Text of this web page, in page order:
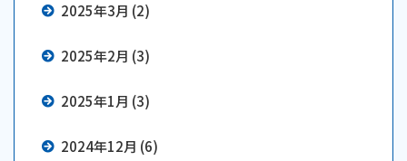
2025年3月 (2)
2025年2月 (3)
2025年1月 (3)
2024年12月 (6)